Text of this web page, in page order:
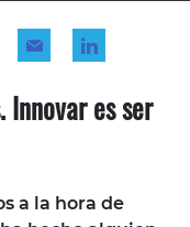
Innovar es ser
a la hora de